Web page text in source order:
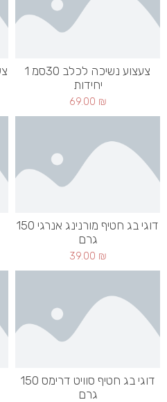
צעצוע נשיכה לכלב 30סמ 1
יחידות
69.00 ₪
דוגי בג חטיף מורנינג אנרגי 150
גרם
39.00 ₪
דוגי בג חטיף סוויט דרימס 150
גרם